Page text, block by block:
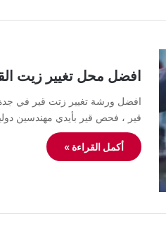
افضل محل تغيير زيت
افضل ورشة تغيير زتت قير في
قير ، فحص قير بأيدي مهندسين
أكمل القراءة »